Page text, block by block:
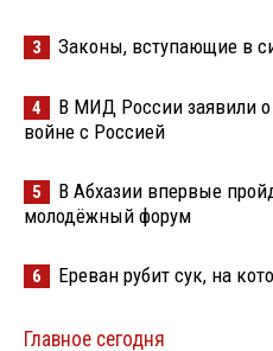
3 Законы, вступающие в
4
В МИД России заявили
войне с Россией
5
В Абхазии впервые
молодёжный форум
6 Ереван рубит сук, на
Главное сегодня